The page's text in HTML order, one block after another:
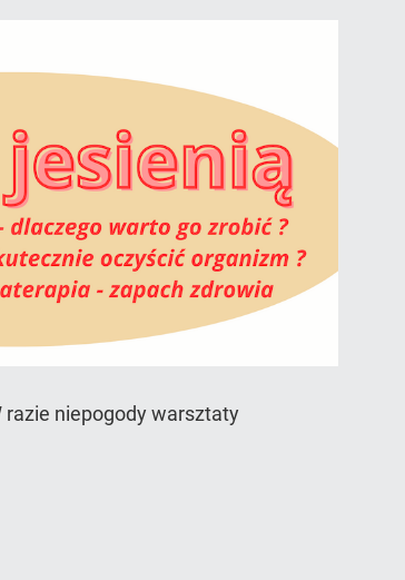
razie niepogody warsztaty